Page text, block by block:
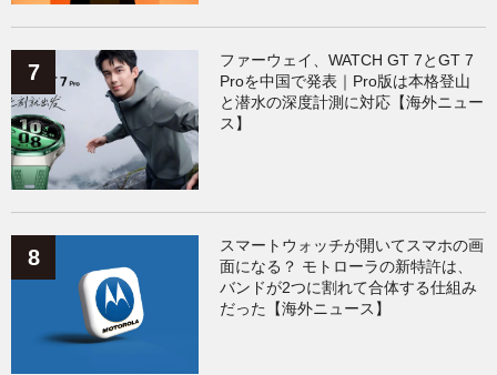
ファーウェイ、WATCH GT 7とGT 7
Proを中国で発表｜Pro版は本格登山
と潜水の深度計測に対応【海外ニュー
ス】
スマートウォッチが開いてスマホの画
面になる？ モトローラの新特許は、
バンドが2つに割れて合体する仕組み
だった【海外ニュース】